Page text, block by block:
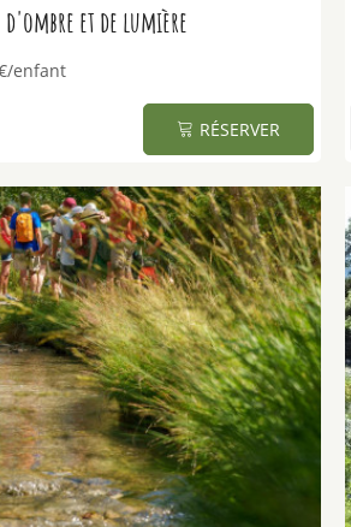
et de lumière
enfant
RÉSERVER